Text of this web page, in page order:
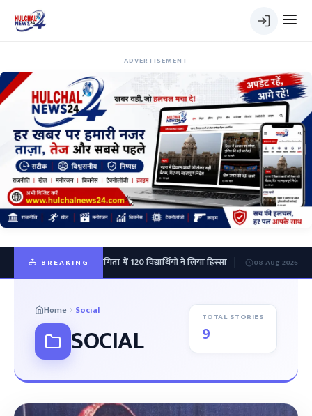
ADVERTISEMENT
BREAKING
में 120 विद्यार्थियों ने लिया हिस्सा बंद पड़ी मढ़ौरा चीनी मिल के शुरू
08 Aug 2026
Home Social
SOCIAL
TOTAL STORIES
9